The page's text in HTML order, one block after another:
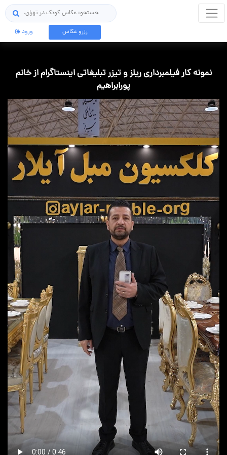
جستجو
رزرو عکاس ورود
نمونه کار فیلمبرداری ریلز و تیزر تبلیغاتی اینستاگرام از خانم
پورابراهیم